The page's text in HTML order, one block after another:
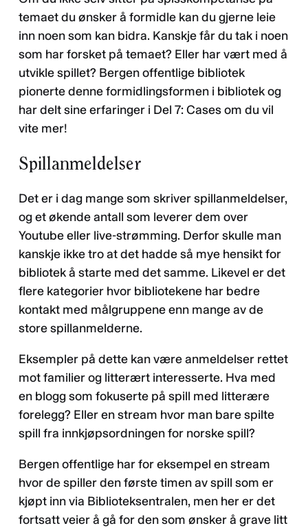
temaet du ønsker å formidle kan du gjerne leie
inn noen som kan bidra. Kanskje får du tak i noen
som har forsket på temaet? Eller har vært med å
utvikle spillet? Bergen offentlige bibliotek
pionerte denne formidlingsformen i bibliotek og
har delt sine erfaringer i Del 7: Cases om du vil
vite mer!
Spillanmeldelser
Det er i dag mange som skriver spillanmeldelser,
og et økende antall som leverer dem over
Youtube eller live-strømming. Derfor skulle man
kanskje ikke tro at det hadde så mye hensikt for
bibliotek å starte med det samme. Likevel er det
flere kategorier hvor bibliotekene har bedre
kontakt med målgruppene enn mange av de
store spillanmelderne.
Eksempler på dette kan være anmeldelser rettet
mot familier og litterært interesserte. Hva med
en blogg som fokuserte på spill med litterære
forelegg? Eller en stream hvor man bare spilte
spill fra innkjøpsordningen for norske spill?
Bergen offentlige har for eksempel en stream
hvor de spiller den første timen av spill som er
kjøpt inn via Biblioteksentralen, men her er det
fortsatt veier å gå for den som ønsker å grave litt